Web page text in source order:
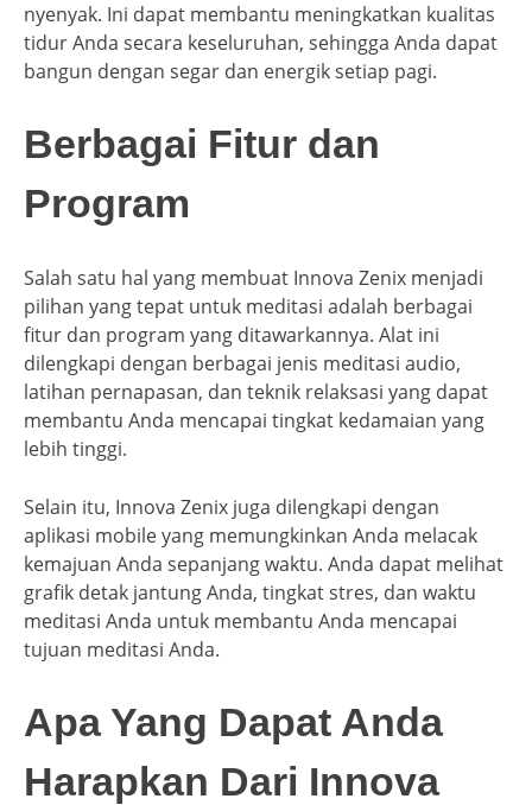
nyenyak. Ini dapat membantu meningkatkan kualitas
tidur Anda secara keseluruhan, sehingga Anda dapat
bangun dengan segar dan energik setiap pagi.
Berbagai Fitur dan
Program
Salah satu hal yang membuat Innova Zenix menjadi
pilihan yang tepat untuk meditasi adalah berbagai
fitur dan program yang ditawarkannya. Alat ini
dilengkapi dengan berbagai jenis meditasi audio,
latihan pernapasan, dan teknik relaksasi yang dapat
membantu Anda mencapai tingkat kedamaian yang
lebih tinggi.
Selain itu, Innova Zenix juga dilengkapi dengan
aplikasi mobile yang memungkinkan Anda melacak
kemajuan Anda sepanjang waktu. Anda dapat melihat
grafik detak jantung Anda, tingkat stres, dan waktu
meditasi Anda untuk membantu Anda mencapai
tujuan meditasi Anda.
Apa Yang Dapat Anda
Harapkan Dari Innova